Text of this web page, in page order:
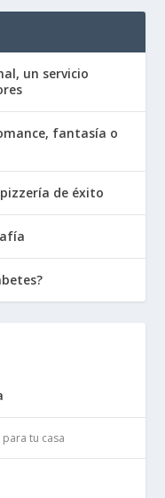
un servicio
fantasía o
de éxito
tu casa